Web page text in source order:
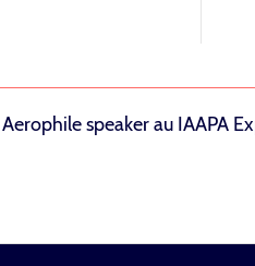
Aerophile speaker au IAAPA